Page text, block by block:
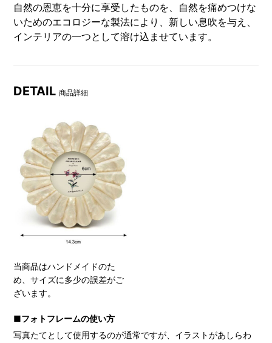
自然の恩恵を十分に享受したものを、自然を痛めつけな
いためのエコロジーな製法により、新しい息吹を与え、
インテリアの一つとして溶け込ませています。
DETAIL商品詳細
当商品はハンドメイドのた
め、サイズに多少の誤差がご
ざいます。
■フォトフレームの使い方
写真たてとして使用するのが通常ですが、イラストがあしらわ